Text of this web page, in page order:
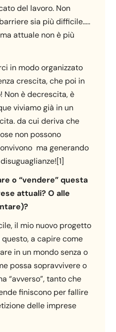
del lavoro. Non
sia più difficile…..
attuale non è più
in modo organizzato
crescita, che poi in
Non è decrescita, è
viviamo già in un
da cui deriva che
non possono
ma generando
o “vendere” questa
attuali? O alle
il mio nuovo progetto
a capire come
in un mondo senza o
possa sopravvivere o
“avverso”, tanto che
finiscono per fallire
delle imprese